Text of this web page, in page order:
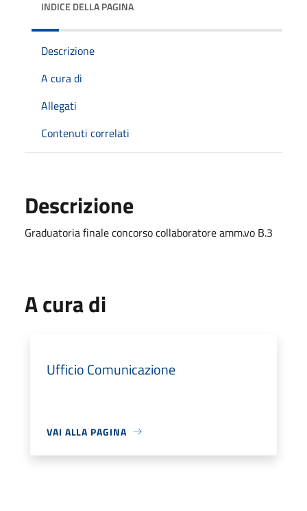
INDICE DELLA PAGINA
Descrizione
A cura di
Allegati
Contenuti correlati
Descrizione
Graduatoria finale concorso collaboratore amm.vo B.3
A cura di
Ufficio Comunicazione
VAI ALLA PAGINA